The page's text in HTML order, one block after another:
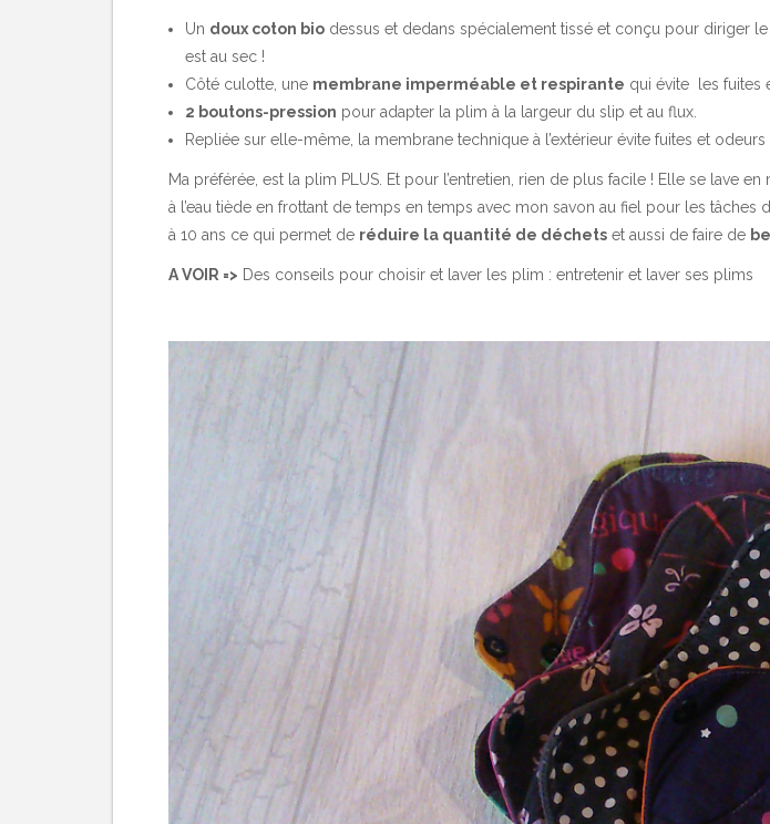
Un doux coton bio dessus et dedans spécialement tissé et conçu pour diriger
est au sec !
Côté culotte, une membrane imperméable et respirante qui évite les fuites
2 boutons-pression pour adapter la plim à la largeur du slip et au flux.
Repliée sur elle-même, la membrane technique à l’extérieur évite fuites et
Ma préférée, est la plim PLUS . Et pour l’entretien, rien de plus facile ! Elle se lave
à l’eau tiède en frottant de temps en temps avec mon savon au fiel pour les tâches
à 10 ans ce qui permet de réduire la quantité de déchets et aussi de faire de
A VOIR => Des conseils pour choisir et laver les plim : entretenir et laver ses plims